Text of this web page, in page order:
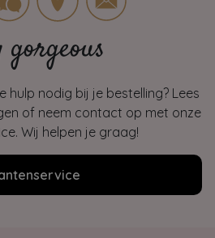
gorgeous
hulp nodig bij je bestelling? Lees
of neem contact op met onze
Wij helpen je graag!